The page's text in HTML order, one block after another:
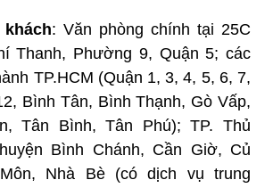
: Văn phòng chính tại 25C
Thanh, Phường 9, Quận 5; các
TP.HCM (Quận 1, 3, 4, 5, 6, 7,
Bình Tân, Bình Thạnh, Gò Vấp,
Tân Bình, Tân Phú); TP. Thủ
Bình Chánh, Cần Giờ, Củ
Nhà Bè (có dịch vụ trung